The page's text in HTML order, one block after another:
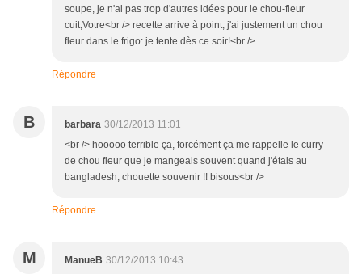
soupe, je n'ai pas trop d'autres idées pour le chou-fleur
cuit;Votre<br /> recette arrive à point, j'ai justement un chou
fleur dans le frigo: je tente dès ce soir!<br />
Répondre
B barbara 30/12/2013 11:01
<br /> hooooo terrible ça, forcément ça me rappelle le curry
de chou fleur que je mangeais souvent quand j'étais au
bangladesh, chouette souvenir !! bisous<br />
Répondre
M ManueB 30/12/2013 10:43